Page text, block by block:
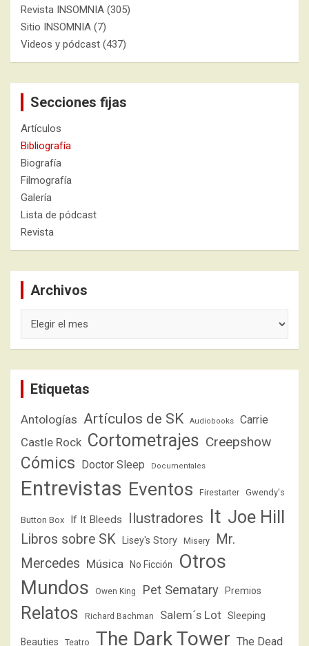
Revista INSOMNIA (305)
Sitio INSOMNIA (7)
Videos y pódcast (437)
Secciones fijas
Artículos
Bibliografía
Biografía
Filmografía
Galería
Lista de pódcast
Revista
Archivos
Etiquetas
Antologías Artículos de SK Audiobooks Carrie
Castle Rock Cortometrajes Creepshow
Cómics Doctor Sleep Documentales
Entrevistas Eventos Firestarter Gwendy's
Button Box If It Bleeds Ilustradores It Joe Hill
Libros sobre SK Lisey's Story Misery
Mr.
Mercedes Música No Ficción
Otros
Mundos
Owen King Pet Sematary Premios
Relatos Richard Bachman Salem´s Lot Sleeping
Beauties Teatro The Dark Tower The Dead